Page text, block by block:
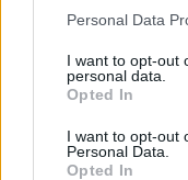
Personal Data
I want to opt-out
personal data.
Opted In
I want to opt-out
Personal Data.
Opted In